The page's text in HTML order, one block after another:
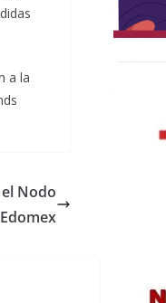
a la
Nodo